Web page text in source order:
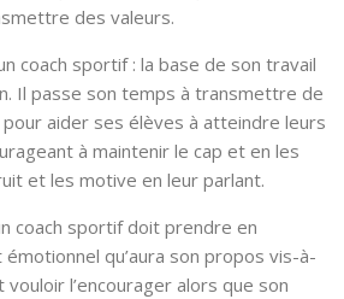
des valeurs.
coach sportif : la base de son travail
Il passe son temps à transmettre de
aider ses élèves à atteindre leurs
à maintenir le cap et en les
et les motive en leur parlant.
coach sportif doit prendre en
émotionnel qu’aura son propos vis-à-
vouloir l’encourager alors que son